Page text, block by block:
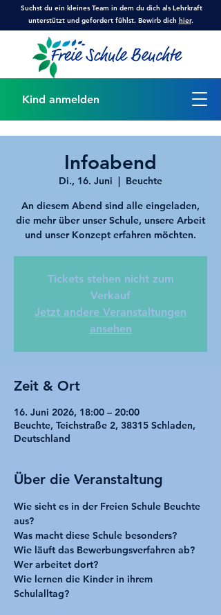
Suchst du ein kleines Team in dem du dich als Lehrkraft
unterstützt und gefordert fühlst. Bewirb dich hier.
Kind anmelden
Infoabend
Di., 16. Juni
  |
Beuchte
An diesem Abend sind alle eingeladen,
die mehr über unser Schule, unsere Arbeit
und unser Konzept erfahren möchten.
Tickets stehen nicht zum
Verkauf
Jetzt andere Veranstaltungen
ansehen
Zeit & Ort
16. Juni 2026, 18:00 – 20:00
Beuchte, Teichstraße 2, 38315 Schladen,
Deutschland
Über die Veranstaltung
Wie sieht es in der Freien Schule Beuchte
aus?
Was macht diese Schule besonders?
Wie läuft das Bewerbungsverfahren ab?
Wer arbeitet dort?
Wie lernen die Kinder in ihrem
Schulalltag?